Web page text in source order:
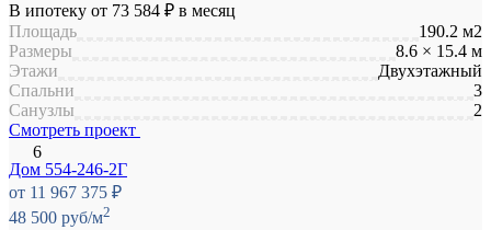
В ипотеку от 73 584 ₽ в месяц
Площадь
190.2 м2
Размеры
8.6 × 15.4 м
Этажи
Двухэтажный
Спальни
3
Санузлы
2
Смотреть проект
Дом 554-246-2Г
от 11 967 375 ₽
48 500 руб/м2